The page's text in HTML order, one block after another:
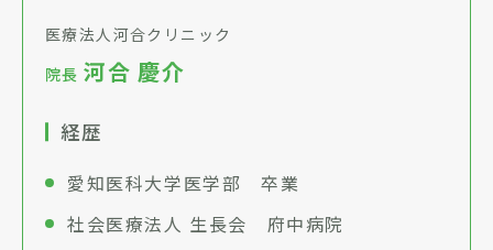
医療法人河合クリニック
院長河合 慶介
経歴
愛知医科大学医学部 卒業
社会医療法人 生長会 府中病院